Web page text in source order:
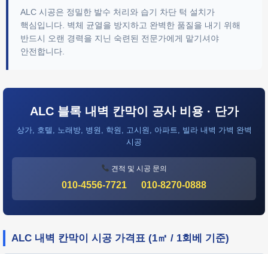
ALC 시공은 정밀한 발수 처리와 습기 차단 턱 설치가
핵심입니다. 벽체 균열을 방지하고 완벽한 품질을 내기 위해
반드시 오랜 경력을 지닌 숙련된 전문가에게 맡기셔야
안전합니다.
ALC 블록 내벽 칸막이 공사 비용 · 단가
상가, 호텔, 노래방, 병원, 학원, 고시원, 아파트, 빌라 내벽 가벽 완벽
시공
견적 및 시공 문의
010-4556-7721 010-8270-0888
ALC 내벽 칸막이 시공 가격표 (1㎡ / 1회베 기준)